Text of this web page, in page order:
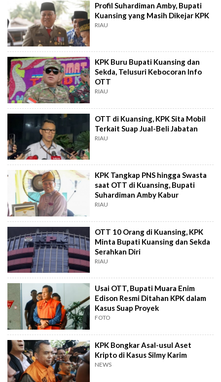
Profil Suhardiman Amby, Bupati
Kuansing yang Masih Dikejar KPK
RIAU
KPK Buru Bupati Kuansing dan
Sekda, Telusuri Kebocoran Info
OTT
RIAU
OTT di Kuansing, KPK Sita Mobil
Terkait Suap Jual-Beli Jabatan
RIAU
KPK Tangkap PNS hingga Swasta
saat OTT di Kuansing, Bupati
Suhardiman Amby Kabur
RIAU
OTT 10 Orang di Kuansing, KPK
Minta Bupati Kuansing dan Sekda
Serahkan Diri
RIAU
Usai OTT, Bupati Muara Enim
Edison Resmi Ditahan KPK dalam
Kasus Suap Proyek
FOTO
KPK Bongkar Asal-usul Aset
Kripto di Kasus Silmy Karim
NEWS